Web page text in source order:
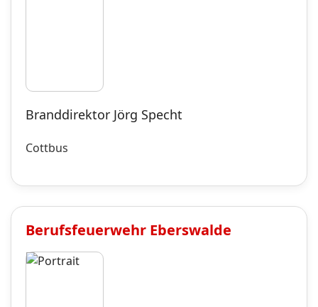
Branddirektor Jörg Specht
Cottbus
Berufsfeuerwehr Eberswalde